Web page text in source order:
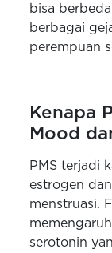
bisa
berbagai
perempuan
Kenapa
Mood
PMS terjadi
estrogen
menstruasi.
serotonin